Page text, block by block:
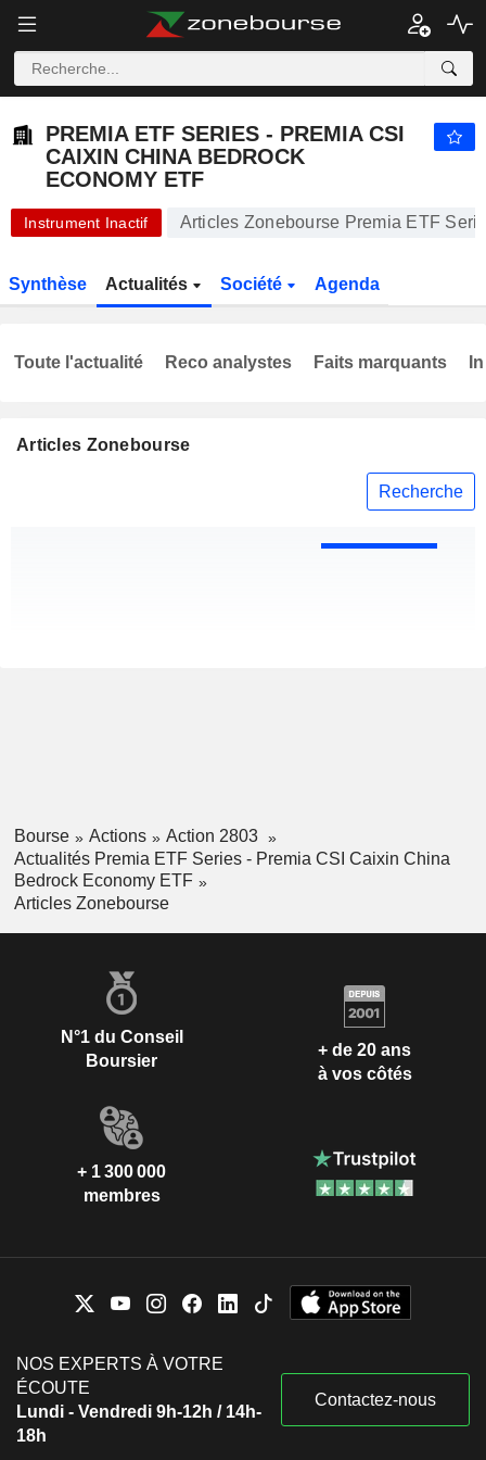
PREMIA ETF SERIES - PREMIA CSI
CAIXIN CHINA BEDROCK
ECONOMY ETF
Instrument Inactif Articles Zonebourse Premia ETF
Synthèse Actualités Société Agenda
Articles Zonebourse
Recherche
Toute l'actualité Reco analystes Faits marquants
Bourse Actions
Action 2803
Actualités Premia ETF Series - Premia CSI Caixin China
Bedrock Economy ETF
Articles Zonebourse
N°1 du Conseil
Boursier
+ de 20 ans
à vos côtés
+ 1 300 000
membres
NOS EXPERTS À VOTRE
ÉCOUTE
Lundi - Vendredi 9h-12h / 14h-
18h
Contactez-nous